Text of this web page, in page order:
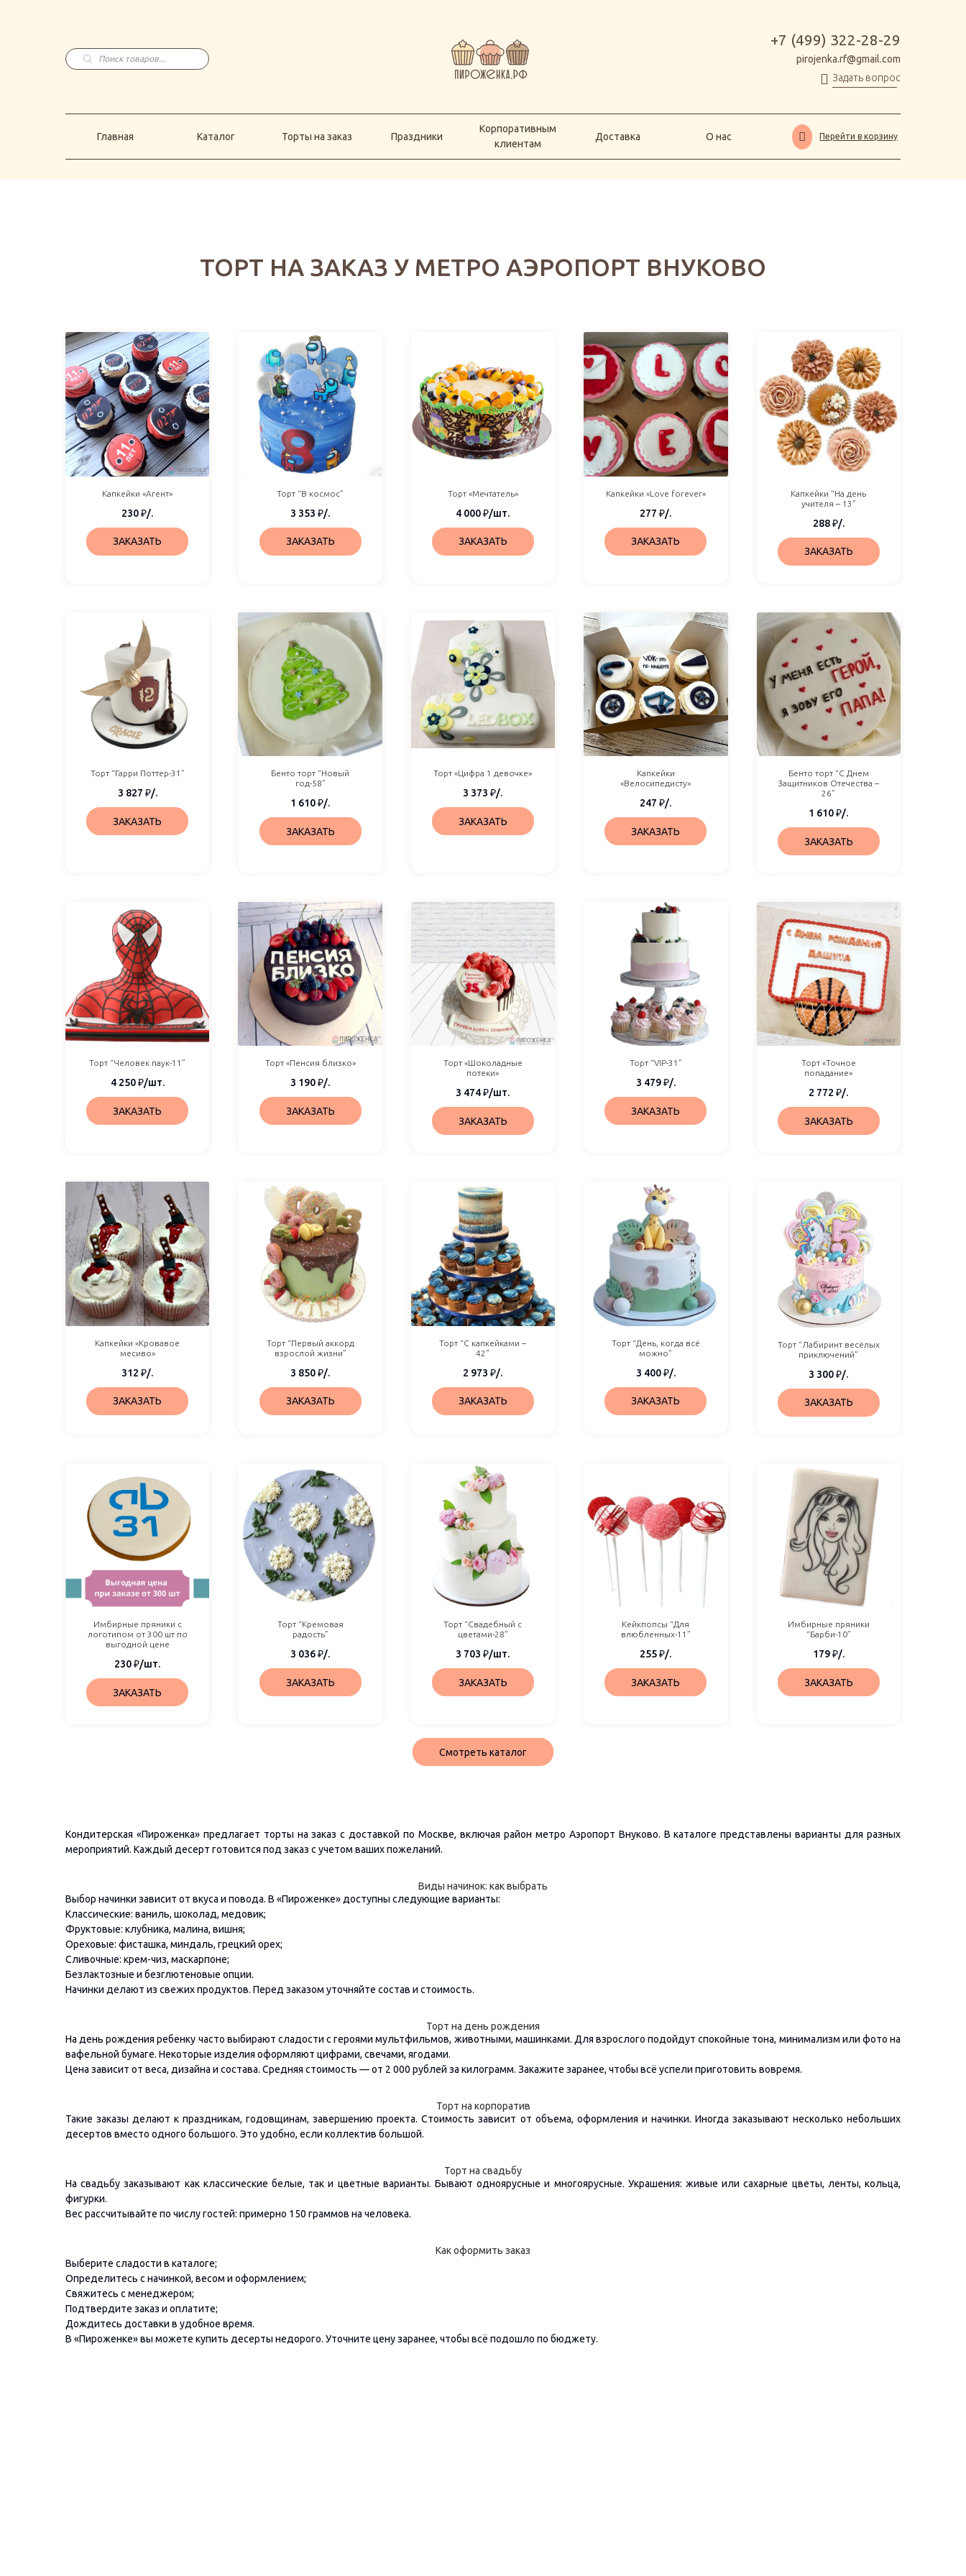
Поиск
товаров
+7 (499) 322-28-29
pirojenka.rf@gmail.com
Задать вопрос
Главная Каталог Торты на заказ Праздники
Корпоративным
клиентам
Доставка О нас Перейти в корзину
ТОРТ НА ЗАКАЗ У МЕТРО АЭРОПОРТ ВНУКОВО
Капкейки «Агент»
230₽/.
ЗАКАЗАТЬ
Торт “В космос”
3 353₽/.
ЗАКАЗАТЬ
Торт «Мечтатель»
4 000₽/шт.
ЗАКАЗАТЬ
Капкейки «Love forever»
277₽/.
ЗАКАЗАТЬ
Капкейки “На день
учителя – 13”
288₽/.
ЗАКАЗАТЬ
Торт “Гарри Поттер-31”
3 827 ₽/.
ЗАКАЗАТЬ
Бенто торт “Новый
год-58”
1 610₽/.
ЗАКАЗАТЬ
Торт «Цифра 1 девочке»
3 373₽/.
ЗАКАЗАТЬ
Капкейки
«Велосипедисту»
247₽/.
ЗАКАЗАТЬ
Бенто торт “С Днем
Защитников Отечества –
26”
1 610₽/.
ЗАКАЗАТЬ
Торт “Человек паук-11”
4 250₽/шт.
ЗАКАЗАТЬ
Торт «Пенсия близко»
3 190₽/.
ЗАКАЗАТЬ
Торт «Шоколадные
потеки»
3 474₽/шт.
ЗАКАЗАТЬ
Торт “VIP-31”
3 479₽/.
ЗАКАЗАТЬ
Торт «Точное
попадание»
2 772₽/.
ЗАКАЗАТЬ
Капкейки «Кровавое
месиво»
312₽/.
ЗАКАЗАТЬ
Торт “Первый аккорд
взрослой жизни”
3 850₽/.
ЗАКАЗАТЬ
Торт “С капкейками –
42”
2 973₽/.
ЗАКАЗАТЬ
Торт “День, когда всё
можно”
3 400₽/.
ЗАКАЗАТЬ
Торт “Лабиринт весёлых
приключений”
3 300₽/.
ЗАКАЗАТЬ
Имбирные пряники с
логотипом от 300 шт по
выгодной цене
230₽/шт.
ЗАКАЗАТЬ
Торт “Кремовая
радость”
3 036₽/.
ЗАКАЗАТЬ
Торт “Свадебный с
цветами-28”
3 703₽/шт.
ЗАКАЗАТЬ
Кейкпопсы “Для
влюбленных-11”
255₽/.
ЗАКАЗАТЬ
Имбирные пряники
“Барби-10”
179₽/.
ЗАКАЗАТЬ
Смотреть каталог
Кондитерская «Пироженка» предлагает торты на заказ с доставкой по Москве, включая район метро Аэропорт Внуково. В каталоге представлены варианты для разных
мероприятий. Каждый десерт готовится под заказ с учетом ваших пожеланий.
Виды начинок: как выбрать
Выбор начинки зависит от вкуса и повода. В «Пироженке» доступны следующие варианты:
Классические: ваниль, шоколад, медовик;
Фруктовые: клубника, малина, вишня;
Ореховые: фисташка, миндаль, грецкий орех;
Сливочные: крем-чиз, маскарпоне;
Безлактозные и безглютеновые опции.
Начинки делают из свежих продуктов. Перед заказом уточняйте состав и стоимость.
Торт на день рождения
На день рождения ребенку часто выбирают сладости с героями мультфильмов, животными, машинками. Для взрослого подойдут спокойные тона, минимализм или фото на
вафельной бумаге. Некоторые изделия оформляют цифрами, свечами, ягодами.
Цена зависит от веса, дизайна и состава. Средняя стоимость — от 2 000 рублей за килограмм. Закажите заранее, чтобы всё успели приготовить вовремя.
Торт на корпоратив
Такие заказы делают к праздникам, годовщинам, завершению проекта. Стоимость зависит от объема, оформления и начинки. Иногда заказывают несколько небольших
десертов вместо одного большого. Это удобно, если коллектив большой.
Торт на свадьбу
На свадьбу заказывают как классические белые, так и цветные варианты. Бывают одноярусные и многоярусные. Украшения: живые или сахарные цветы, ленты, кольца,
фигурки.
Вес рассчитывайте по числу гостей: примерно 150 граммов на человека.
Как оформить заказ
Выберите сладости в каталоге;
Определитесь с начинкой, весом и оформлением;
Свяжитесь с менеджером;
Подтвердите заказ и оплатите;
Дождитесь доставки в удобное время.
В «Пироженке» вы можете купить десерты недорого. Уточните цену заранее, чтобы всё подошло по бюджету.